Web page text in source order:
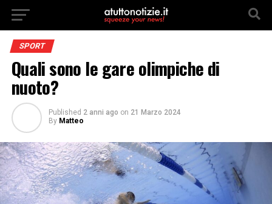
SPORT
Quali sono le gare olimpiche di
nuoto?
Published 2 anni ago on 21 Marzo 2024
By Matteo